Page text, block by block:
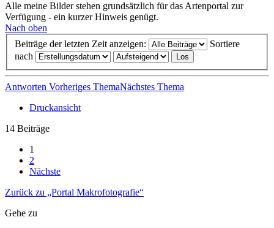
Alle meine Bilder stehen grundsätzlich für das Artenportal zur
Verfügung - ein kurzer Hinweis genügt.
Nach oben
Beiträge der letzten Zeit anzeigen:
Sortiere
nach
Antworten Vorheriges ThemaNächstes Thema
Druckansicht
14 Beiträge
1
2
Nächste
Zurück zu „Portal Makrofotografie“
Gehe zu